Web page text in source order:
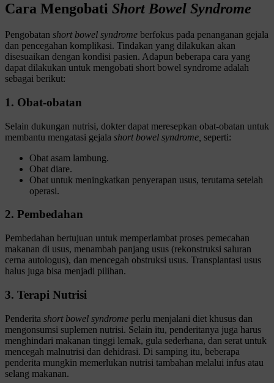
Cara Mengobati Short Bowel Syndrome
Pengobatan short bowel syndrome berfokus pada penanganan gejala
dan pencegahan komplikasi. Tindakan yang dilakukan akan
disesuaikan dengan kondisi pasien. Adapun beberapa cara yang
dapat dilakukan untuk mengobati short bowel syndrome adalah
sebagai berikut:
1. Obat-obatan
Selain dukungan nutrisi, dokter dapat meresepkan obat-obatan untuk
membantu mengatasi gejala short bowel syndrome, seperti:
Obat asam lambung.
Obat diare.
Obat untuk meningkatkan penyerapan usus, terutama setelah
operasi.
2. Pembedahan
Pembedahan bertujuan untuk memperlambat proses pemecahan
makanan di usus, menambah panjang usus (rekonstruksi saluran
cerna autologus), dan mencegah obstruksi usus. Transplantasi usus
halus juga bisa menjadi pilihan.
3. Terapi Nutrisi
Penderita short bowel syndrome perlu menjalani diet khusus dan
mengonsumsi suplemen nutrisi. Selain itu, penderitanya juga harus
menghindari makanan tinggi lemak, gula sederhana, dan serat untuk
mencegah malnutrisi dan dehidrasi. Di samping itu, beberapa
penderita mungkin memerlukan nutrisi tambahan melalui infus atau
selang makanan.